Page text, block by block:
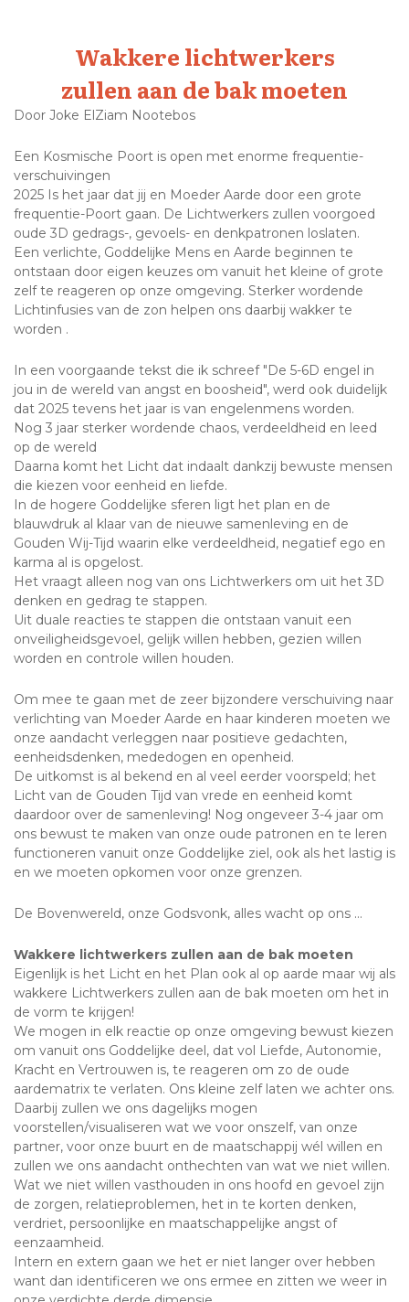
Wakkere lichtwerkers
zullen aan de bak moeten
Door Joke ElZiam Nootebos
Een Kosmische Poort is open met enorme frequentie-
verschuivingen
2025 Is het jaar dat jij en Moeder Aarde door een grote
frequentie-Poort gaan. De Lichtwerkers zullen voorgoed
oude 3D gedrags-, gevoels- en denkpatronen loslaten.
Een verlichte, Goddelijke Mens en Aarde beginnen te
ontstaan door eigen keuzes om vanuit het kleine of grote
zelf te reageren op onze omgeving. Sterker wordende
Lichtinfusies van de zon helpen ons daarbij wakker te
worden .
In een voorgaande tekst die ik schreef "De 5-6D engel in
jou in de wereld van angst en boosheid", werd ook duidelijk
dat 2025 tevens het jaar is van engelenmens worden.
Nog 3 jaar sterker wordende chaos, verdeeldheid en leed
op de wereld
Daarna komt het Licht dat indaalt dankzij bewuste mensen
die kiezen voor eenheid en liefde.
In de hogere Goddelijke sferen ligt het plan en de
blauwdruk al klaar van de nieuwe samenleving en de
Gouden Wij-Tijd waarin elke verdeeldheid, negatief ego en
karma al is opgelost.
Het vraagt alleen nog van ons Lichtwerkers om uit het 3D
denken en gedrag te stappen.
Uit duale reacties te stappen die ontstaan vanuit een
onveiligheidsgevoel, gelijk willen hebben, gezien willen
worden en controle willen houden.
Om mee te gaan met de zeer bijzondere verschuiving naar
verlichting van Moeder Aarde en haar kinderen moeten we
onze aandacht verleggen naar positieve gedachten,
eenheidsdenken, mededogen en openheid.
De uitkomst is al bekend en al veel eerder voorspeld; het
Licht van de Gouden Tijd van vrede en eenheid komt
daardoor over de samenleving! Nog ongeveer 3-4 jaar om
ons bewust te maken van onze oude patronen en te leren
functioneren vanuit onze Goddelijke ziel, ook als het lastig is
en we moeten opkomen voor onze grenzen.
De Bovenwereld, onze Godsvonk, alles wacht op ons ...
Wakkere lichtwerkers zullen aan de bak moeten
Eigenlijk is het Licht en het Plan ook al op aarde maar wij als
wakkere Lichtwerkers zullen aan de bak moeten om het in
de vorm te krijgen!
We mogen in elk reactie op onze omgeving bewust kiezen
om vanuit ons Goddelijke deel, dat vol Liefde, Autonomie,
Kracht en Vertrouwen is, te reageren om zo de oude
aardematrix te verlaten. Ons kleine zelf laten we achter ons.
Daarbij zullen we ons dagelijks mogen
voorstellen/visualiseren wat we voor onszelf, van onze
partner, voor onze buurt en de maatschappij wél willen en
zullen we ons aandacht onthechten van wat we niet willen.
Wat we niet willen vasthouden in ons hoofd en gevoel zijn
de zorgen, relatieproblemen, het in te korten denken,
verdriet, persoonlijke en maatschappelijke angst of
eenzaamheid.
Intern en extern gaan we het er niet langer over hebben
want dan identificeren we ons ermee en zitten we weer in